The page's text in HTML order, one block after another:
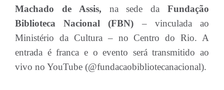
Machado de Assis, na sede daFundação
Biblioteca Nacional (FBN) – vinculada ao
Ministério da Cultura – no Centro do Rio. A
entrada é franca e o evento será transmitido ao
vivo no YouTube (@fundacaobibliotecanacional).